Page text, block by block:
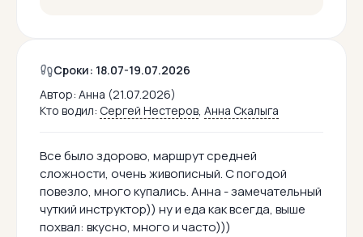
Сроки: 18.07-19.07.2026
Автор: Анна (21.07.2026)
Кто водил: Сергей Нестеров, Анна Скалыга
Все было здорово, маршрут средней
сложности, очень живописный. С погодой
повезло, много купались. Анна - замечательный
чуткий инструктор)) ну и еда как всегда, выше
похвал: вкусно, много и часто)))